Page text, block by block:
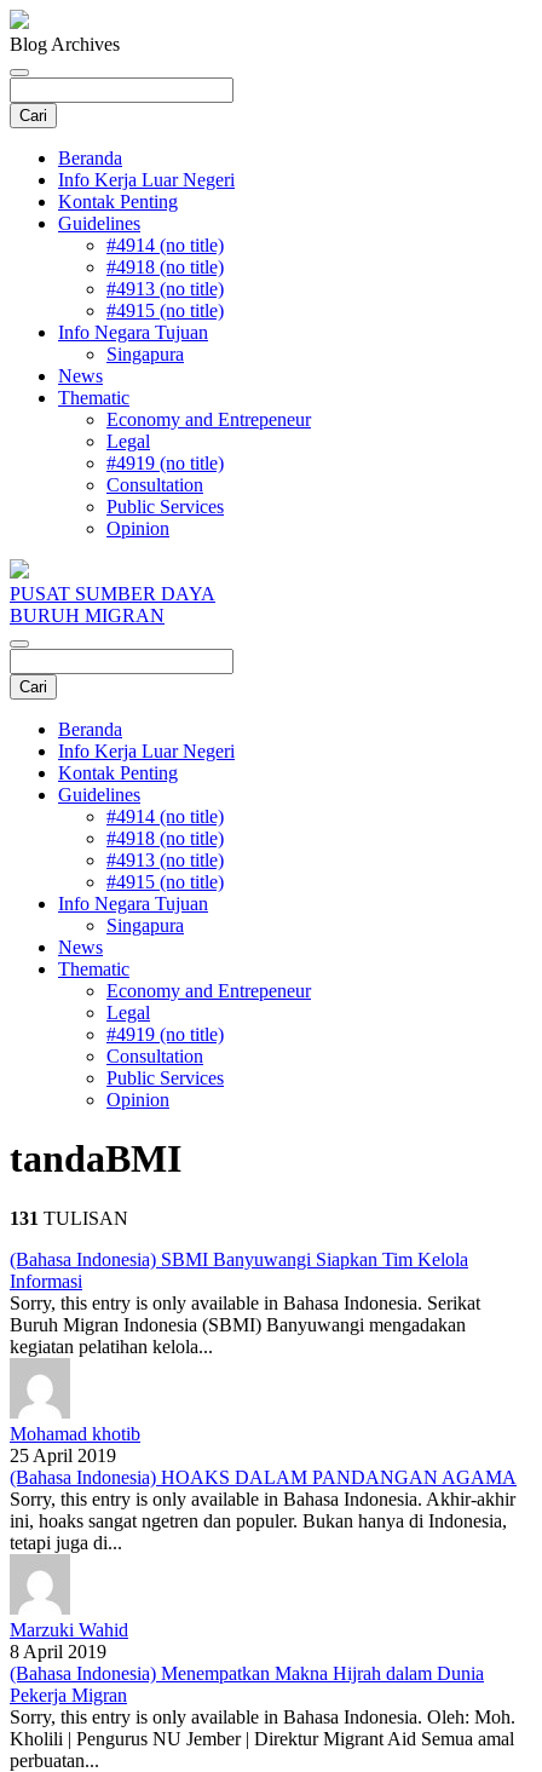
Blog Archives
Beranda
Info Kerja Luar Negeri
Kontak Penting
Guidelines
#4914 (no title)
#4918 (no title)
#4913 (no title)
#4915 (no title)
Info Negara Tujuan
Singapura
News
Thematic
Economy and Entrepeneur
Legal
#4919 (no title)
Consultation
Public Services
Opinion
PUSAT SUMBER DAYA
BURUH MIGRAN
Beranda
Info Kerja Luar Negeri
Kontak Penting
Guidelines
#4914 (no title)
#4918 (no title)
#4913 (no title)
#4915 (no title)
Info Negara Tujuan
Singapura
News
Thematic
Economy and Entrepeneur
Legal
#4919 (no title)
Consultation
Public Services
Opinion
tandaBMI
131 TULISAN
(Bahasa Indonesia) SBMI Banyuwangi Siapkan Tim Kelola
Informasi
Sorry, this entry is only available in Bahasa Indonesia. Serikat
Buruh Migran Indonesia (SBMI) Banyuwangi mengadakan
kegiatan pelatihan kelola...
Mohamad khotib
25 April 2019
(Bahasa Indonesia) HOAKS DALAM PANDANGAN AGAMA
Sorry, this entry is only available in Bahasa Indonesia. Akhir-akhir
ini, hoaks sangat ngetren dan populer. Bukan hanya di Indonesia,
tetapi juga di...
Marzuki Wahid
8 April 2019
(Bahasa Indonesia) Menempatkan Makna Hijrah dalam Dunia
Pekerja Migran
Sorry, this entry is only available in Bahasa Indonesia. Oleh: Moh.
Kholili | Pengurus NU Jember | Direktur Migrant Aid Semua amal
perbuatan...